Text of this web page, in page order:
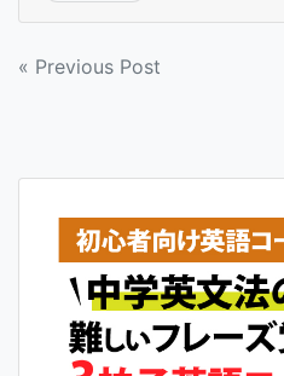
投
« Previous Post